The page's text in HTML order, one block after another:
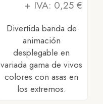
+ IVA: 0,25 €
Divertida banda de
animación
desplegable en
variada gama de vivos
colores con asas en
los extremos.